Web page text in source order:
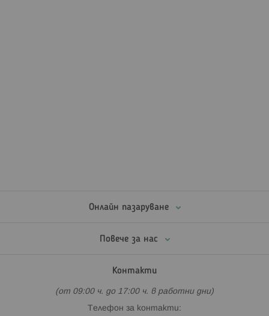
Онлайн пазаруване
Повече за нас
Контакти
(от 09:00 ч. до 17:00 ч. в работни дни)
Телефон за контакти: